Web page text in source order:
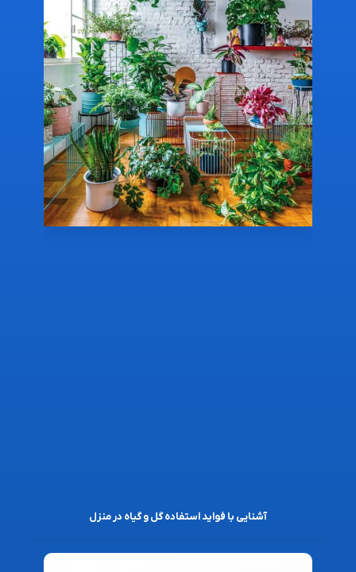
آشنایی با فواید استفاده گل و گیاه در منزل